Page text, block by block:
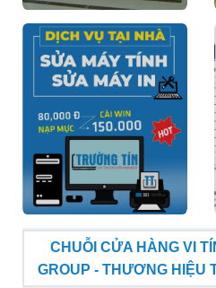
CHUỖI CỬA HÀNG VI
GROUP - THƯƠNG HIỆU